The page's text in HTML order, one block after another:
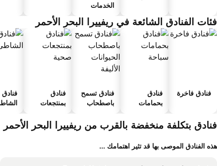
الخدمات
الفنادق الشائعة في ريفييرا البحر الأحمر
فنادق فاخرة
فنادق
بحمامات
فنادق تسمح
باصطحاب
الأليفة
فنادق
بمنتجعات
فنادق
بتكلفة منخفضة بالقرب من ريفييرا البحر الأحمر
الفنادق الموصى بها قد تثير اهتمامك ...